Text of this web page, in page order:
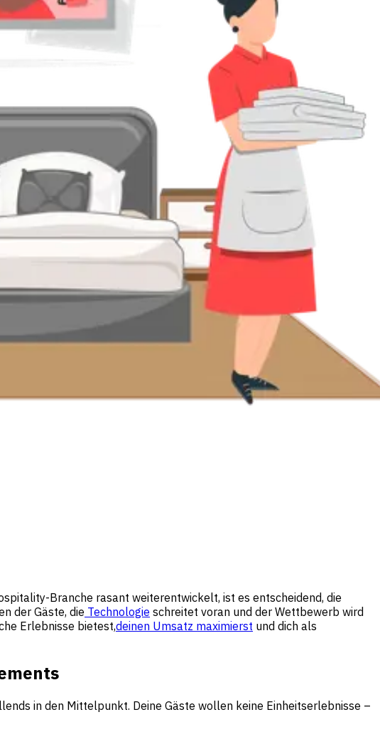
Branche rasant weiterentwickelt, ist es entscheidend, die
der Gäste, die Technologie schreitet voran und der Wettbewerb wird
Erlebnisse bietest,deinen Umsatz maximierst und dich als
in den Mittelpunkt. Deine Gäste wollen keine Einheitserlebnisse –